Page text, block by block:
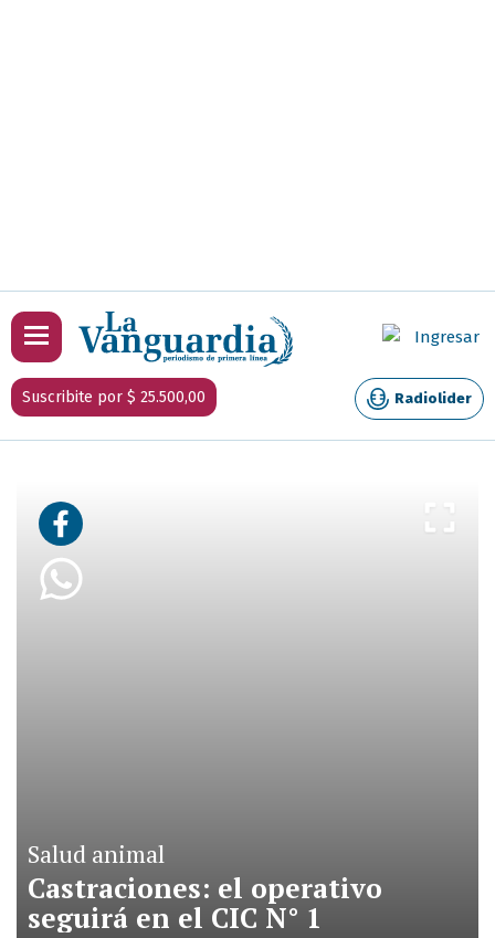
Ingresar
Suscribite por $ 25.500,00 Radiolider
Salud animal
Castraciones: el operativo
seguirá en el CIC N° 1